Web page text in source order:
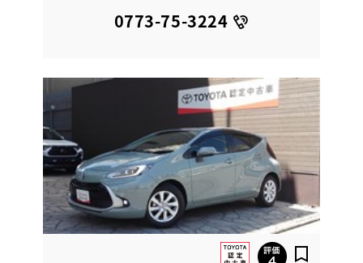
0773-75-3224